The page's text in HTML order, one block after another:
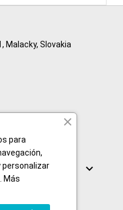
Malacky, Slovakia

para
personalizar
Más